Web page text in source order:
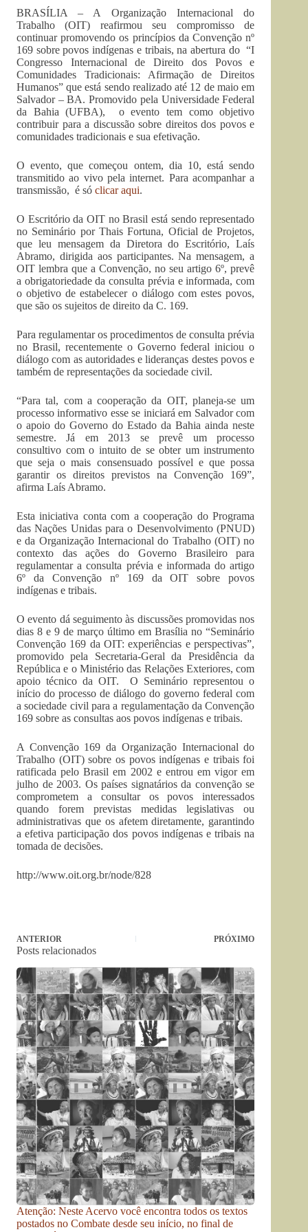
BRASÍLIA – A Organização Internacional do
Trabalho (OIT) reafirmou seu compromisso de
continuar promovendo os princípios da Convenção nº
169 sobre povos indígenas e tribais, na abertura do “I
Congresso Internacional de Direito dos Povos e
Comunidades Tradicionais: Afirmação de Direitos
Humanos” que está sendo realizado até 12 de maio em
Salvador – BA. Promovido pela Universidade Federal
da Bahia (UFBA), o evento tem como objetivo
contribuir para a discussão sobre direitos dos povos e
comunidades tradicionais e sua efetivação.
O evento, que começou ontem, dia 10, está sendo
transmitido ao vivo pela internet. Para acompanhar a
transmissão, é só clicar aqui.
O Escritório da OIT no Brasil está sendo representado
no Seminário por Thais Fortuna, Oficial de Projetos,
que leu mensagem da Diretora do Escritório, Laís
Abramo, dirigida aos participantes. Na mensagem, a
OIT lembra que a Convenção, no seu artigo 6º, prevê
a obrigatoriedade da consulta prévia e informada, com
o objetivo de estabelecer o diálogo com estes povos,
que são os sujeitos de direito da C. 169.
Para regulamentar os procedimentos de consulta prévia
no Brasil, recentemente o Governo federal iniciou o
diálogo com as autoridades e lideranças destes povos e
também de representações da sociedade civil.
“Para tal, com a cooperação da OIT, planeja-se um
processo informativo esse se iniciará em Salvador com
o apoio do Governo do Estado da Bahia ainda neste
semestre. Já em 2013 se prevê um processo
consultivo com o intuito de se obter um instrumento
que seja o mais consensuado possível e que possa
garantir os direitos previstos na Convenção 169”,
afirma Laís Abramo.
Esta iniciativa conta com a cooperação do Programa
das Nações Unidas para o Desenvolvimento (PNUD)
e da Organização Internacional do Trabalho (OIT) no
contexto das ações do Governo Brasileiro para
regulamentar a consulta prévia e informada do artigo
6º da Convenção nº 169 da OIT sobre povos
indígenas e tribais.
O evento dá seguimento às discussões promovidas nos
dias 8 e 9 de março último em Brasília no “Seminário
Convenção 169 da OIT: experiências e perspectivas”,
promovido pela Secretaria-Geral da Presidência da
República e o Ministério das Relações Exteriores, com
apoio técnico da OIT. O Seminário representou o
início do processo de diálogo do governo federal com
a sociedade civil para a regulamentação da Convenção
169 sobre as consultas aos povos indígenas e tribais.
A Convenção 169 da Organização Internacional do
Trabalho (OIT) sobre os povos indígenas e tribais foi
ratificada pelo Brasil em 2002 e entrou em vigor em
julho de 2003. Os países signatários da convenção se
comprometem a consultar os povos interessados
quando forem previstas medidas legislativas ou
administrativas que os afetem diretamente, garantindo
a efetiva participação dos povos indígenas e tribais na
tomada de decisões.
http://www.oit.org.br/node/828
ANTERIOR PRÓXIMO
Posts relacionados
Atenção: Neste Acervo você encontra todos os textos
postados no Combate desde seu início, no final de